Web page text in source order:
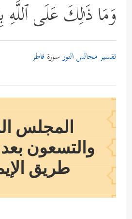
وَمَا ذَ ٰ⁠لِكَ عَلَى ٱللَّهِ
تفسير مجالس النورسورة فاطر
المجلس
والتسعون بعد
طريق